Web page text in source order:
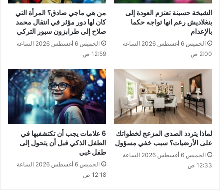
الشيخة حسينة تعتزم العودة إلى
بنغلاديش رعم انها تواجه حكما
بالإعدام
الخميس 6 أغسطس 2026 الساعة
2:00 ص
من هي ماجي صادق؟ المرأة التي
كان لها دور مؤثر في انتقال محمد
صلاح إلى طرابزون سبور التركي
الخميس 6 أغسطس 2026 الساعة
12:59 ص
لماذا يتردد الصدى المزعج لخطواتك
على الأرضيات؟ سبب خفي مسؤول
الخميس 6 أغسطس 2026 الساعة
12:33 ص
6 علامات يجب أن تكتشفيها في
الطفل الذكي قبل أن يتحول إلى
طفل غبي
الخميس 6 أغسطس 2026 الساعة
12:18 ص